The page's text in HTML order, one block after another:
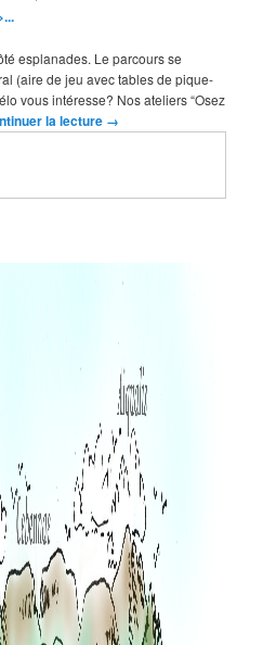
esplanades. Le parcours se
(aire de jeu avec tables de pique-
vous intéresse? Nos ateliers “Osez
la lecture →